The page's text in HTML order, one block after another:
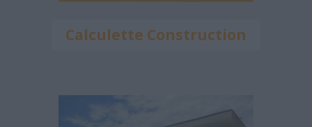
Calculette Construction